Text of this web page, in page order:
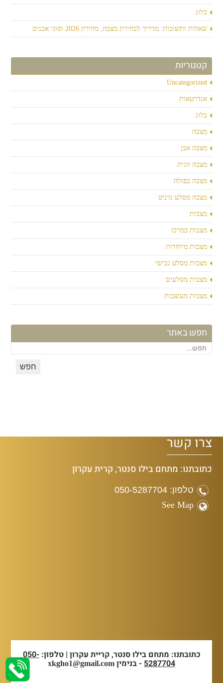
בלוג
שאלות ותשובות: מדריך לבחירת מצבה, מחירון 2026 וסוגי אבנים
קטגוריות
Uncategorized
אנדרטאות
בלוג
מצבה
מצבה אבן
מצבה זוגית
מצבה כפולה
מצבה מסלע גרניט
מצבות
מצבות במרכז
מצבות מיוחדות
מצבות מסלע גבישי
מצבות מסלעים
מצבות מעוצבות
חפש באתר
צרו קשר
כתובתנו: מתחם בילו סנטר, קרית עקרון
טלפון: 050-5287704
See Map
כתובתנו: מתחם בילו סנטר, קריית עקרון | טלפון:050-
5287704- בנימין xkgho1@gmail.com